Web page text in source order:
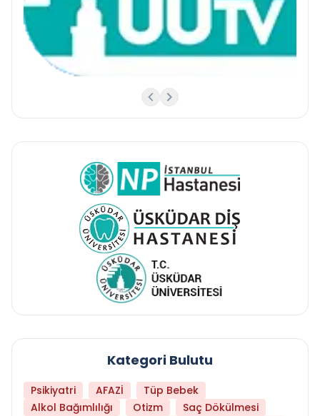
Kategori Bulutu
Psikiyatri AFAZİ
Tüp Bebek
Alkol Bağımlılığı
Otizm
Saç Dökülmesi